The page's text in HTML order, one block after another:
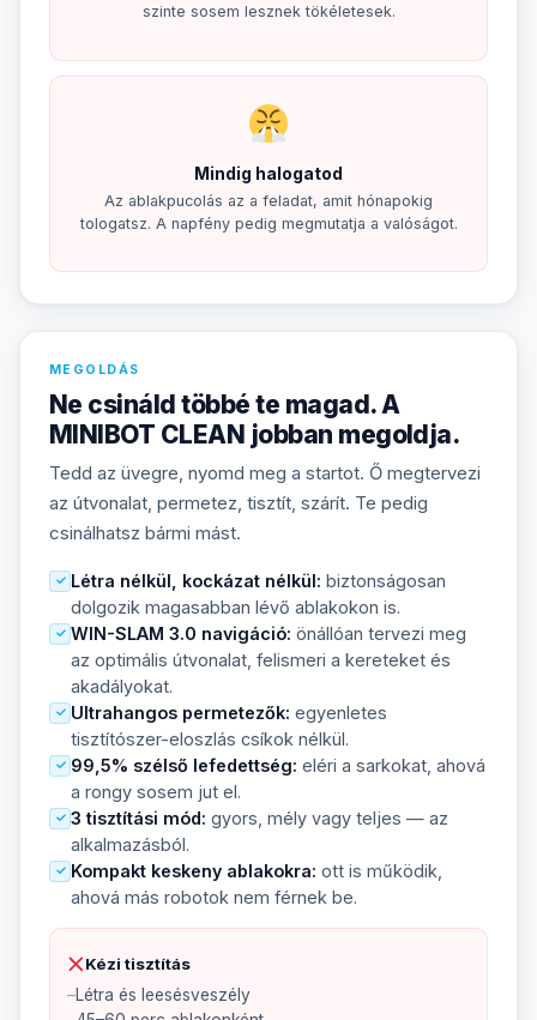
szinte sosem lesznek tökéletesek.
Mindig halogatod
Az ablakpucolás az a feladat, amit hónapokig
tologatsz. A napfény pedig megmutatja a valóságot.
MEGOLDÁS
Ne csináld többé te magad. A
MINIBOT CLEAN jobban megoldja.
Tedd az üvegre, nyomd meg a startot. Ő megtervezi
az útvonalat, permetez, tisztít, szárít. Te pedig
csinálhatsz bármi mást.
✓ Létra nélkül, kockázat nélkül: biztonságosan
dolgozik magasabban lévő ablakokon is.
✓ WIN-SLAM 3.0 navigáció: önállóan tervezi meg
az optimális útvonalat, felismeri a kereteket és
akadályokat.
✓ Ultrahangos permetezők: egyenletes
tisztítószer-eloszlás csíkok nélkül.
✓ 99,5% szélső lefedettség: eléri a sarkokat, ahová
a rongy sosem jut el.
✓ 3 tisztítási mód: gyors, mély vagy teljes — az
alkalmazásból.
✓ Kompakt keskeny ablakokra: ott is működik,
ahová más robotok nem férnek be.
Kézi tisztítás
Létra és leesésveszély